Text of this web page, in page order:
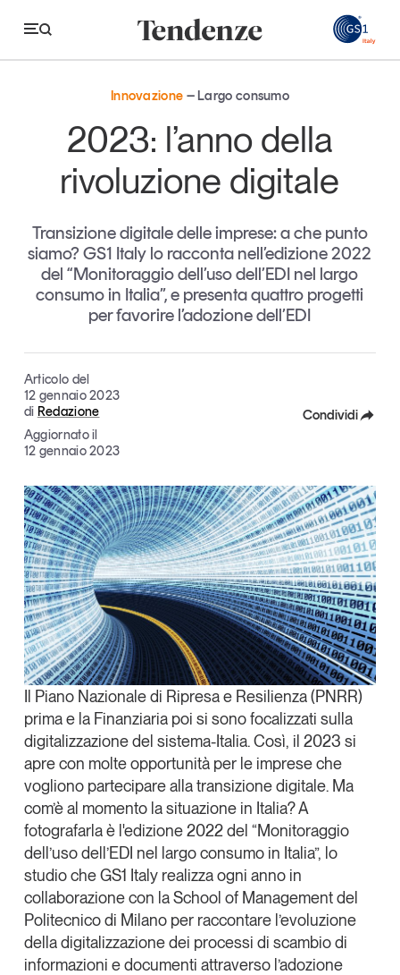
Tendenze
Economia e consumi
Logistica
Retail e brand
Sostenibilità
Magazine
Articoli
Opinioni
Il Numero
Interviste
Comunicati stampa
Video
Podcast
Tutti gli studi e le ricerche
Eventi e formazione
Tutti gli appuntamenti
Chi siamo
Newsletter
Contatti
Tendenze Journal
La nostra newsletter nella tua email
Iscriviti
Innovazione Largo consumo
2023: l’anno della
rivoluzione digitale
Transizione digitale delle imprese: a che punto
siamo? GS1 Italy lo racconta nell’edizione 2022
del “Monitoraggio dell’uso dell’EDI nel largo
consumo in Italia”, e presenta quattro progetti
per favorire l’adozione dell’EDI
Articolo del
12 gennaio 2023
di Redazione
Aggiornato il
12 gennaio 2023
Condividi
X
Linkedin
Copia Link
Il Piano Nazionale di Ripresa e Resilienza (PNRR)
prima e la Finanziaria poi si sono focalizzati sulla
digitalizzazione del sistema-Italia. Così, il 2023 si
apre con molte opportunità per le imprese che
vogliono partecipare alla transizione digitale. Ma
com’è al momento la situazione in Italia? A
fotografarla è l'edizione 2022 del “Monitoraggio
dell’uso dell’EDI nel largo consumo in Italia”, lo
studio cheGS1 Italyrealizza ogni anno in
collaborazione con laSchool of Management del
Politecnico di Milano per raccontare l’evoluzione
delladigitalizzazione dei processi di scambio di
informazioni e documenti attraverso l’adozione